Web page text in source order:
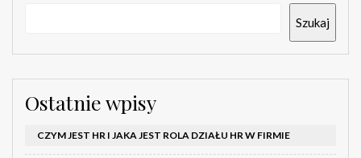
Szukaj
Ostatnie wpisy
CZYM JEST HR I JAKA JEST ROLA DZIAŁU HR W FIRMIE